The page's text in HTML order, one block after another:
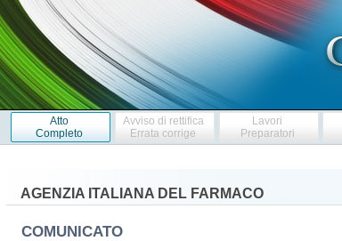
Atto
Completo
Avviso di rettifica
Errata corrige
Lavori
Preparatori
AGENZIA ITALIANA DEL FARMACO
COMUNICATO